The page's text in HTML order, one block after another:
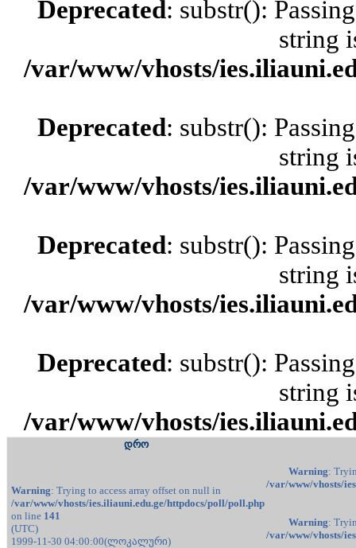
Deprecated: substr():
string
/var/www/vhosts/
Deprecated: substr():
string
/var/www/vhosts/
Deprecated: substr():
string
/var/www/vhosts/
Deprecated: substr():
string
/var/www/vhosts/
დრო
Warning: Trying to access array offset on null in
/var/www/vhosts/ies.iliauni.edu.ge/httpdocs/poll/poll.php
on line 141
(UTC)
1999-11-30 04:00:00(ლოკალური)
Warning:
/var/www/vhosts/
Warning:
/var/www/vhosts/